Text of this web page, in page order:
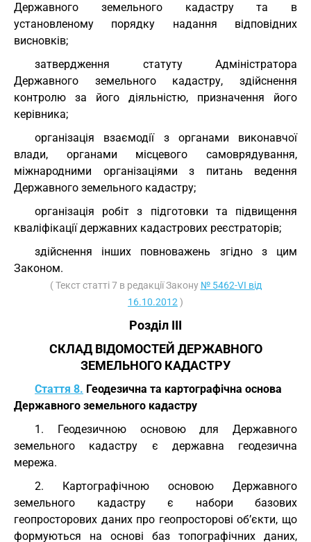
Державного земельного кадастру та в
установленому порядку надання відповідних
висновків;
затвердження статуту Адміністратора
Державного земельного кадастру, здійснення
контролю за його діяльністю, призначення його
керівника;
організація взаємодії з органами виконавчої
влади, органами місцевого самоврядування,
міжнародними організаціями з питань ведення
Державного земельного кадастру;
організація робіт з підготовки та підвищення
кваліфікації державних кадастрових реєстраторів;
здійснення інших повноважень згідно з цим
Законом.
( Текст статті 7 в редакції Закону № 5462-VI від
16.10.2012 )
Розділ III
СКЛАД ВІДОМОСТЕЙ ДЕРЖАВНОГО
ЗЕМЕЛЬНОГО КАДАСТРУ
Стаття 8. Геодезична та картографічна основа
Державного земельного кадастру
1. Геодезичною основою для Державного
земельного кадастру є державна геодезична
мережа.
2. Картографічною основою Державного
земельного кадастру є набори базових
геопросторових даних про геопросторові об’єкти, що
формуються на основі баз топографічних даних,